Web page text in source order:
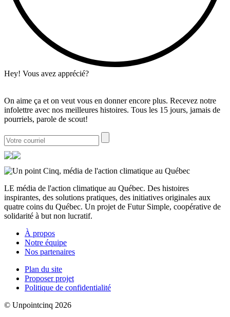
Hey! Vous avez apprécié?
On aime ça et on veut vous en donner encore plus. Recevez notre
infolettre avec nos meilleures histoires. Tous les 15 jours, jamais de
pourriels, parole de scout!
LE média de l'action climatique au Québec. Des histoires
inspirantes, des solutions pratiques, des initiatives originales aux
quatre coins du Québec. Un projet de Futur Simple, coopérative de
solidarité à but non lucratif.
À propos
Notre équipe
Nos partenaires
Plan du site
Proposer projet
Politique de confidentialité
© Unpointcinq 2026